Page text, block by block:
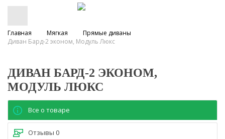
Главная Мягкая
Прямые диваны
Диван Бард-2 эконом, Модуль Люкс
ДИВАН БАРД-2 ЭКОНОМ,
МОДУЛЬ ЛЮКС
Все о товаре
Отзывы 0